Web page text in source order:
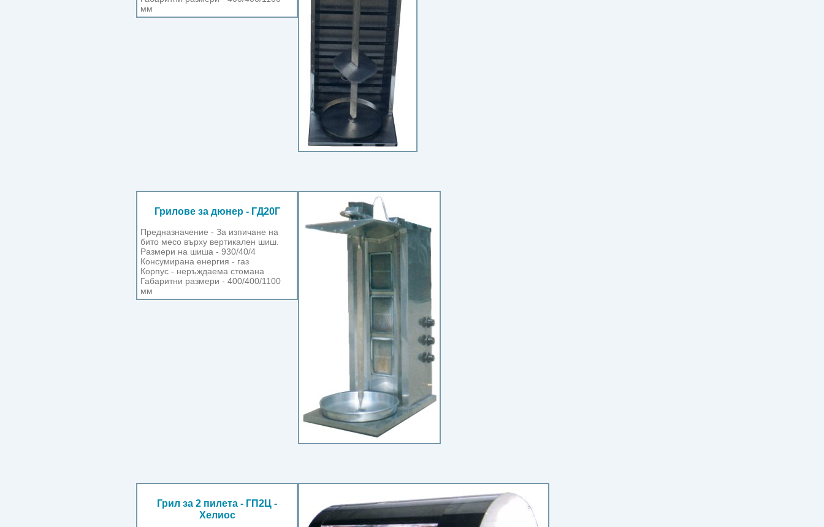
мм
Грилове за дюнер - ГД20Г
Предназначение - За изпичане на
бито месо върху вертикален шиш.
Размери на шиша - 930/40/4
Консумирана енергия - газ
Корпус - неръждаема стомана
Габаритни размери - 400/400/1100
мм
Грил за 2 пилета - ГП2Ц -
Хелиос